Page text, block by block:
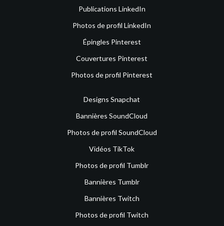
Publications LinkedIn
Photos de profil LinkedIn
Épingles Pinterest
Couvertures Pinterest
Photos de profil Pinterest
Designs Snapchat
Bannières SoundCloud
Photos de profil SoundCloud
Vidéos TikTok
Photos de profil Tumblr
Bannières Tumblr
Bannières Twitch
Photos de profil Twitch